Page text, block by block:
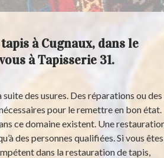
à Cugnaux, dans le
à Tapisserie 31.
des usures. Des réparations ou des
pour le remettre en bon état.
ce domaine existent. Une
des personnes qualifiées. Si vous êtes
dans la restauration de tapis,